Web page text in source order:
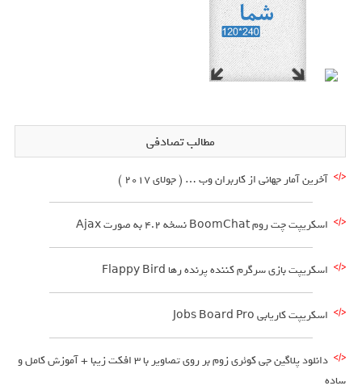
مطالب تصادفی
آخرین آمار جهانی از کاربران وب … ( جولای 2017 )
اسکریپت چت روم BoomChat نسخه 4.2 به صورت Ajax
اسکریپت بازی سرگرم کننده پرنده رها Flappy Bird
اسکریپت کاریابی Jobs Board Pro
دانلود پلاگین جی کوئری زوم بر روی تصاویر با 3 افکت زیبا + آموزش کامل و
ساده